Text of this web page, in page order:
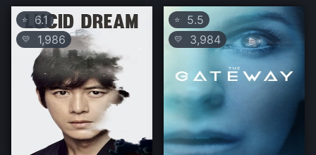
⭐ 6.1
💛 1,986
⭐ 5.5
💛 3,984